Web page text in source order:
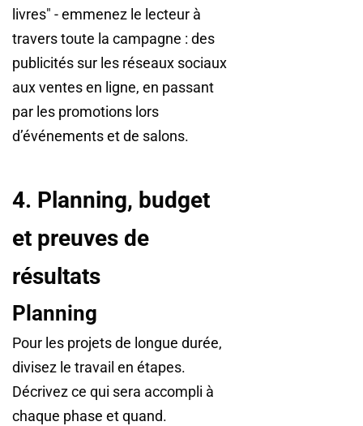
livres" - emmenez le lecteur à
travers toute la campagne : des
publicités sur les réseaux sociaux
aux ventes en ligne, en passant
par les promotions lors
d’événements et de salons.
4. Planning, budget
et preuves de
résultats
Planning
Pour les projets de longue durée,
divisez le travail en étapes.
Décrivez ce qui sera accompli à
chaque phase et quand.